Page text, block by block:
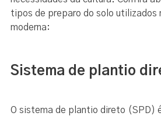
tipos de preparo do solo utilizados
moderna:
Sistema de plantio
O sistema de plantio direto (SPD)